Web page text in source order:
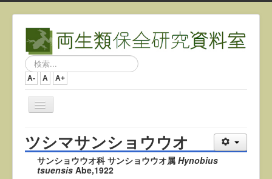
検
索...
A- A A+
ナ
ビ
ー
シ
ョ
ン
ツシマサンショウウオ
サンショウウオ科 サンショウウオ属 Hynobius
tsuensis Abe,1922